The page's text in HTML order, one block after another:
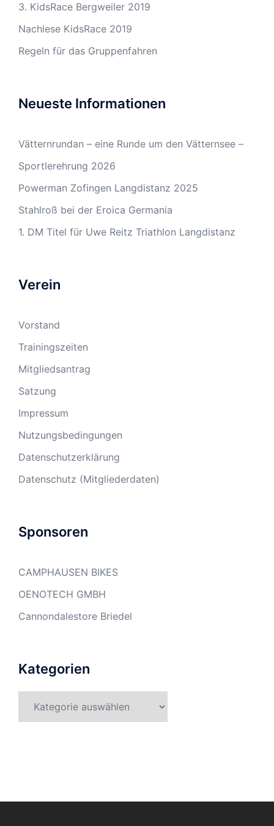
3. KidsRace Bergweiler 2019
Nachlese KidsRace 2019
Regeln für das Gruppenfahren
Neueste Informationen
Vätternrundan – eine Runde um den Vätternsee –
Sportlerehrung 2026
Powerman Zofingen Langdistanz 2025
Stahlroß bei der Eroica Germania
1. DM Titel für Uwe Reitz Triathlon Langdistanz
Verein
Vorstand
Trainingszeiten
Mitgliedsantrag
Satzung
Impressum
Nutzungsbedingungen
Datenschutzerklärung
Datenschutz (Mitgliederdaten)
Sponsoren
CAMPHAUSEN BIKES
OENOTECH GMBH
Cannondalestore Briedel
Kategorien